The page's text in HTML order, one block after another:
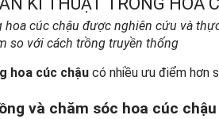
hoa cúc chậu được nghiên cứu và
so với cách trồng truyền thống
hoa cúc chậu có nhiều ưu điểm hơn
và chăm sóc hoa cúc chậu